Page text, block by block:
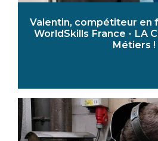
Valentin, compétiteur en
WorldSkills France - LA
Métiers !